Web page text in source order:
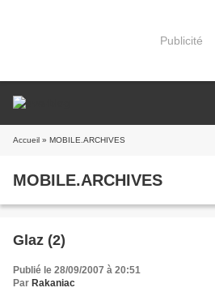
Publicité
Accueil » MOBILE.ARCHIVES
MOBILE.ARCHIVES
Glaz (2)
Publié le 28/09/2007 à 20:51
Par Rakaniac